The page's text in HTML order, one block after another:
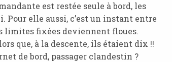
est restée seule à bord, les
Pour elle aussi, c’est un instant entre
limites fixées deviennent floues.
que, à la descente, ils étaient dix !!
de bord, passager clandestin ?